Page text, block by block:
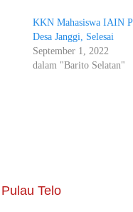
KKN Mahasiswa IAIN
Desa Janggi, Selesai
September 1, 2022
dalam "Barito Selatan"
Telo